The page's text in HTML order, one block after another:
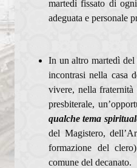
martedì fissato di
adeguata e personale
In un altro martedì
incontrasi nella casa
vivere, nella
presbiterale,
qualche tema
del Magistero,
formazione del
comune del decanato.